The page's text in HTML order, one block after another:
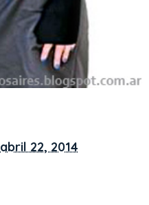
abril 22, 2014